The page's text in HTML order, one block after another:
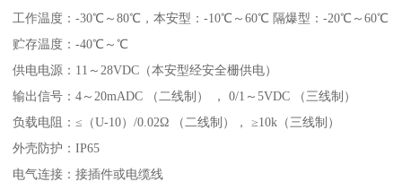
工作温度：-30℃～80℃，本安型：-10℃～60℃ 隔爆型：-20℃～60℃
贮存温度：-40℃～℃
供电电源：11～28VDC（本安型经安全栅供电）
输出信号：4～20mADC （二线制） ， 0/1～5VDC （三线制）
负载电阻：≤（U-10）/0.02Ω （二线制）， ≥10k（三线制）
外壳防护：IP65
电气连接：接插件或电缆线